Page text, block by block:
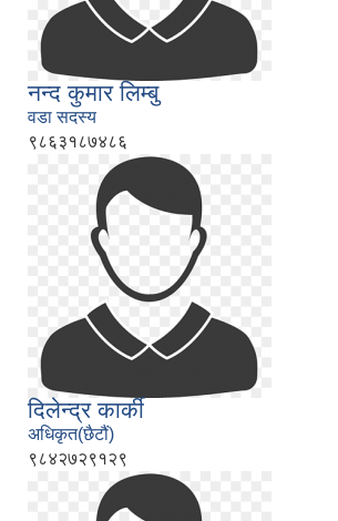
नन्द कुमार लिम्बु
वडा सदस्य
९८६३१८७४८६
दिलेन्द्र कार्की
अधिकृत(छैटौं)
९८४२७२९१२९